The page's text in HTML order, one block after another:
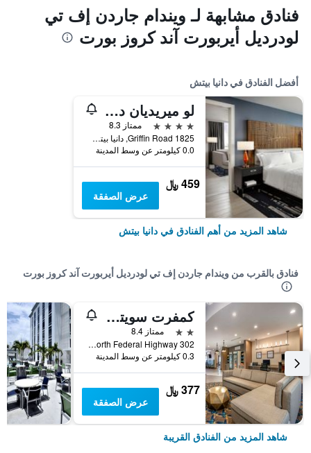
فنادق مشابهة لـ ويندام جاردن إف تي
لودرديل أيربورت آند كروز بورت
أفضل الفنادق في دانيا بيتش
لو ميريديان دانيا بيتش آت فورت لودردايل أربورت
4 نجوم
ممتاز 8.3
1825 Griffin Road, دانيا بيتش, FL, الولايات المتحدة الأميريكية
0.0 كيلومتر عن وسط المدينة
459 ﷼
عرض الصفقة
شاهد المزيد من أهم الفنادق في دانيا بيتش
فنادق بالقرب من ويندام جاردن إف تي لودرديل أيربورت آند كروز بورت
كمفرت سويتس فورت لودردايل أيربورت آند كروز بورت
2 نجمتين
ممتاز 8.4
302 North Federal Highway, دانيا بيتش, FL, الولايات المتحدة الأميريكية
0.3 كيلومتر عن وسط المدينة
377 ﷼
عرض الصفقة
شاهد المزيد من الفنادق القريبة